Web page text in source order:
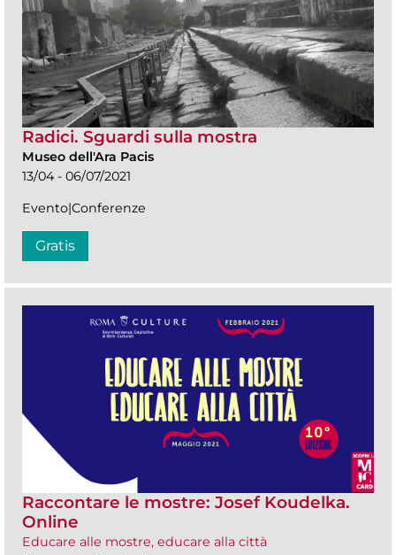
Radici. Sguardi sulla mostra
Museo dell'Ara Pacis
13/04 - 06/07/2021
Evento|Conferenze
Gratis
Raccontare le mostre: Josef Koudelka.
Online
Educare alle mostre, educare alla città